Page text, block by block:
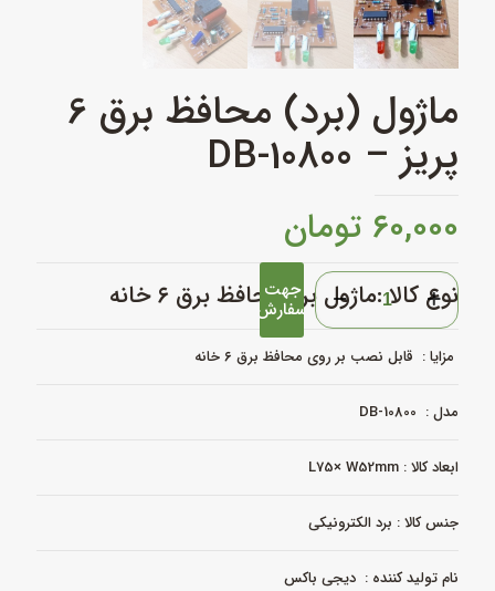
ماژول (برد) محافظ برق 6
پریز – DB-10800
۶۰,۰۰۰ تومان
نوع کالا :ماژول برد محافظ برق ۶ خانه
مزایا : قابل نصب بر روی محافظ برق ۶ خانه
مدل : DB-10800
ابعاد کالا : L75× W52mm
جنس کالا : برد الکترونیکی
نام تولید کننده : دیجی باکس
ماژول
(برد)
محافظ
6
-
DB-
عدد
جهت
سفارش